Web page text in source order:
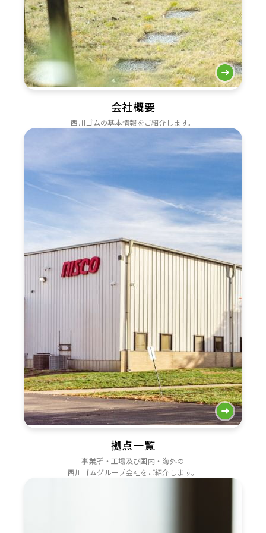
会社概要
西川ゴムの基本情報をご紹介します。
拠点一覧
事業所・工場及び国内・海外の
西川ゴムグループ会社をご紹介します。